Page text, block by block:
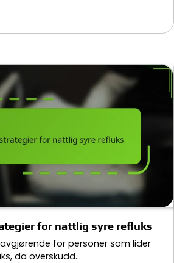
for nattlig syre refluks
for personer som lider
da overskudd…